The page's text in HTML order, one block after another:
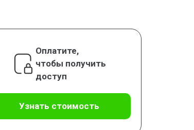
Оплатите,
чтобы получить
доступ
Узнать стоимость